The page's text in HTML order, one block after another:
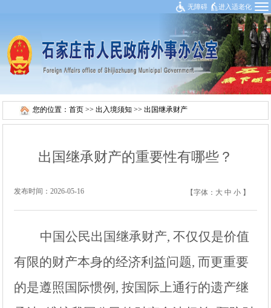
无障碍 进入适老化
您的位置：首页 >>出入境须知 >>出国继承财产
出国继承财产的重要性有哪些？
发布时间：2026-05-16 【字体： 大 中 小】
中国公民出国继承财产, 不仅仅是价值
有限的财产本身的经济利益问题, 而更重要
的是遵照国际惯例, 按国际上通行的遗产继